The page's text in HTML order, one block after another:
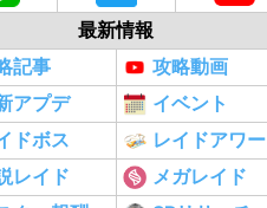
最新情報
記事
攻略動画
アプデ
イベント
ドボス
レイドアワー
レイド
メガレイド